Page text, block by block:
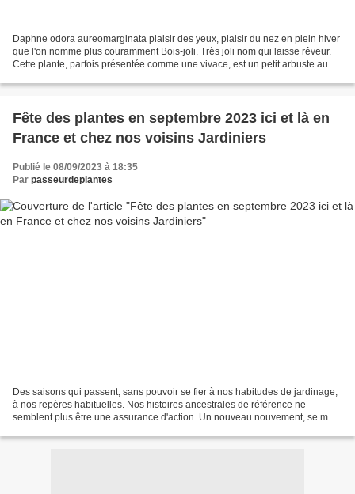
Daphne odora aureomarginata plaisir des yeux, plaisir du nez en plein hiver
que l'on nomme plus couramment Bois-joli. Très joli nom qui laisse rêveur.
Cette plante, parfois présentée comme une vivace, est un petit arbuste au
Fête des plantes en septembre 2023 ici et là en
France et chez nos voisins Jardiniers
Publié le 08/09/2023 à 18:35
Par passeurdeplantes
Des saisons qui passent, sans pouvoir se fier à nos habitudes de jardinage,
à nos repères habituelles. Nos histoires ancestrales de référence ne
semblent plus être une assurance d'action. Un nouveau nouvement, se met